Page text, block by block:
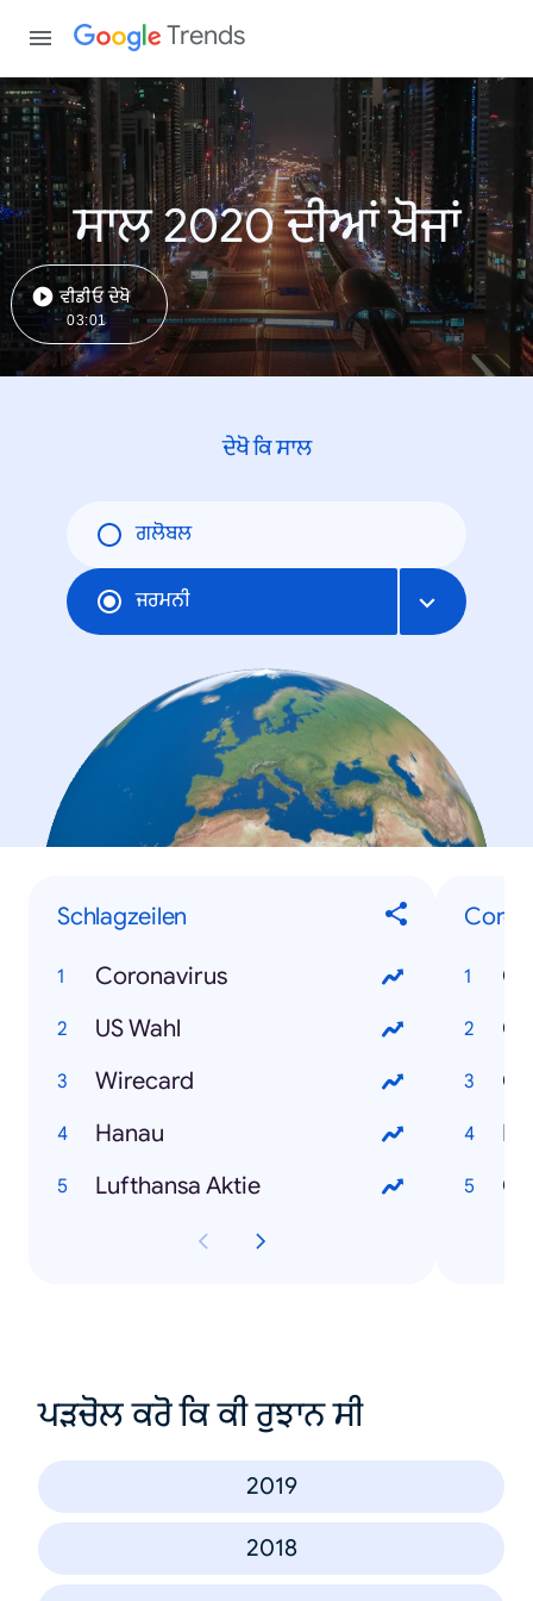
Trends
ਸਾਲ 2020 ਦੀਆਂ ਖੋਜਾਂ
ਵੀਡੀਓ ਦੇਖੋ
03:01
ਦੇਖੋ ਕਿ ਸਾਲ
ਗਲੋਬਲ
ਜਰਮਨੀ
Schlagzeilen
Coronavirus
US Wahl
Wirecard
Hanau
Lufthansa Aktie
ਪੜਚੋਲ ਕਰੋ ਕਿ ਕੀ ਰੁਝਾਨ ਸੀ
2019
2018